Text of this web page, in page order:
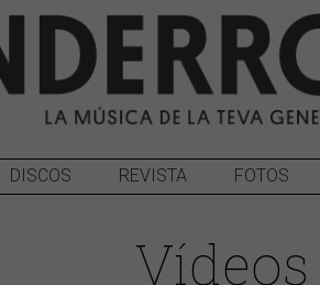
DISCOS REVISTA FOTOS
Vídeos